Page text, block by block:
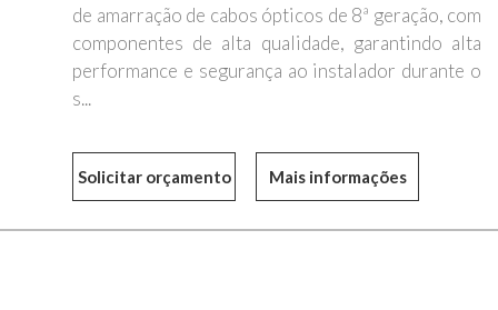
de amarração de cabos ópticos de 8ª geração, com
componentes de alta qualidade, garantindo alta
performance e segurança ao instalador durante o
s...
Mais informações